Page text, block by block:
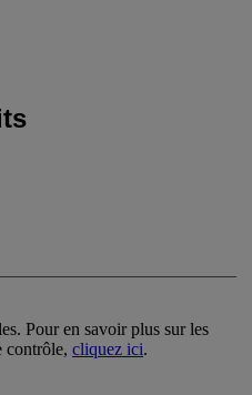
Pour en savoir plus sur les
contrôle, cliquez ici.